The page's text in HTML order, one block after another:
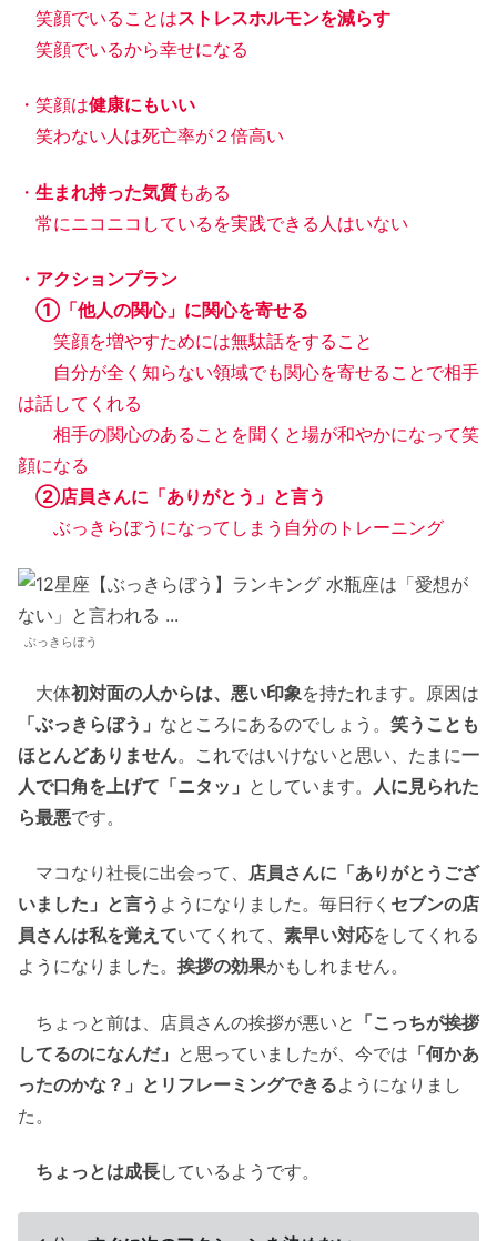
笑顔でいることはストレスホルモンを減らす
笑顔でいるから幸せになる
・笑顔は健康にもいい
笑わない人は死亡率が２倍高い
・ 生まれ持った気質もある
常にニコニコしているを実践できる人はいない
・アクションプラン
①「他人の関心」に関心を寄せる
笑顔を増やすためには無駄話をすること
自分が全く知らない領域でも関心を寄せることで相手
は話してくれる
相手の関心のあることを聞くと場が和やかになって笑
顔になる
②店員さんに「ありがとう」と言う
ぶっきらぼうになってしまう自分のトレーニング
ぶっきらぼう
大体初対面の人からは、悪い印象を持たれます。原因は
「ぶっきらぼう」 なところにあるのでしょう。 笑うことも
ほとんどありません。これではいけないと思い、たまに一
人で口角を上げて「ニタッ」 としています。 人に見られた
ら最悪です。
マコなり社長に出会って、 店員さんに「ありがとうござ
いました」と言う ようになりました。毎日行く セブンの店
員さんは私を覚えていてくれて、 素早い対応をしてくれる
ようになりました。 挨拶の効果かもしれません。
ちょっと前は、店員さんの挨拶が悪いと 「こっちが挨拶
してるのになんだ」 と思っていましたが、今では 「何かあ
ったのかな？」とリフレーミングできるようになりまし
た。
ちょっとは成長しているようです。